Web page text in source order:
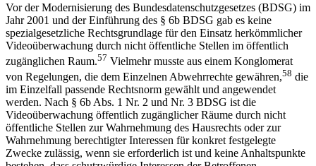
Vor der Modernisierung des Bundesdatenschutzgesetzes (BDSG) im
Jahr 2001 und der Einführung des § 6b BDSG gab es keine
spezialgesetzliche Rechtsgrundlage für den Einsatz herkömmlicher
Videoüberwachung durch nicht öffentliche Stellen im öffentlich
zugänglichen Raum.57 Vielmehr musste aus einem Konglomerat
von Regelungen, die dem Einzelnen Abwehrrechte gewähren,58 die
im Einzelfall passende Rechtsnorm gewählt und angewendet
werden. Nach § 6b Abs. 1 Nr. 2 und Nr. 3 BDSG ist die
Videoüberwachung öffentlich zugänglicher Räume durch nicht
öffentliche Stellen zur Wahrnehmung des Hausrechts oder zur
Wahrnehmung berechtigter Interessen für konkret festgelegte
Zwecke zulässig, wenn sie erforderlich ist und keine Anhaltspunkte